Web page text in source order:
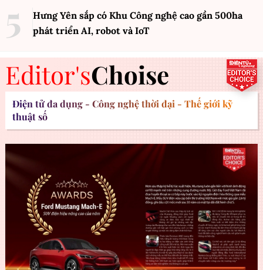
Hưng Yên sắp có Khu Công nghệ cao gần 500ha
phát triển AI, robot và IoT
Editor'sChoise
Điện tử đa dụng - Công nghệ thời đại - Thế giới kỹ
thuật số